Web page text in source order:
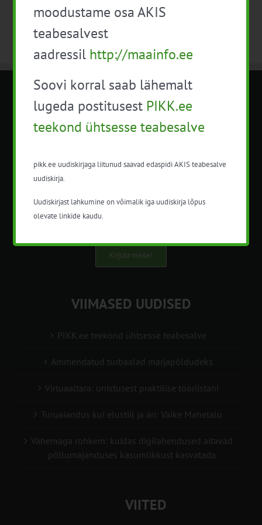
METK NÕUANDETEENISTUS
Nõuandeteenistuse nimetuse alt
nõustamisteenuseid.
info@pikk.ee
Kirjuta meile!
VIIMASED UUDISED
PIKK.ee teekond ühtsesse teabesalve
Ammendatud turbaalad marjapõldudeks
Virtuaaltara: unistusest praktilise tööriistani
Turuaiandus kui elustiil ja äri: Väike Mahetalu
Vähemaga rohkem: kuidas digilahendused aitavad
põllumajanduses kasumlikkust kasvatada
VIITED
moodustame osa AKIS
teabesalvest
aadressil http://maainfo.ee
Soovi korral saab lähemalt
lugeda postitusest PIKK.ee
teekond ühtsesse teabesalve
pikk.ee uudiskirjaga liitunud saavad edaspidi AKIS teabesalve
uudiskirja.
Uudiskirjast lahkumine on võimalik iga uudiskirja lõpus
olevate linkide kaudu.